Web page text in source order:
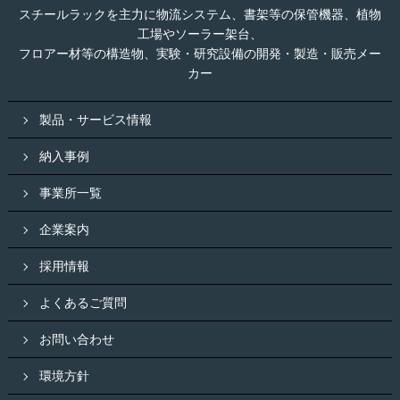
スチールラックを主力に物流システム、書架等の保管機器、植物
工場やソーラー架台、
フロアー材等の構造物、実験・研究設備の開発・製造・販売メー
カー
製品・サービス情報
納入事例
事業所一覧
企業案内
採用情報
よくあるご質問
お問い合わせ
環境方針